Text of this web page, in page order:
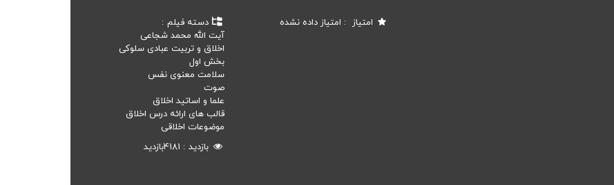
امتیاز امتیاز داده نشده
دسته فیلم
آیت الله محمد شجاعی
اخلاق و تربیت عبادی سلوکی
بخش اول
سلامت معنوی نفس
صوت
علما و اساتید اخلاق
قالب های ارائه درس اخلاق
موضوعات اخلاقی
بازدید
4181بازدید